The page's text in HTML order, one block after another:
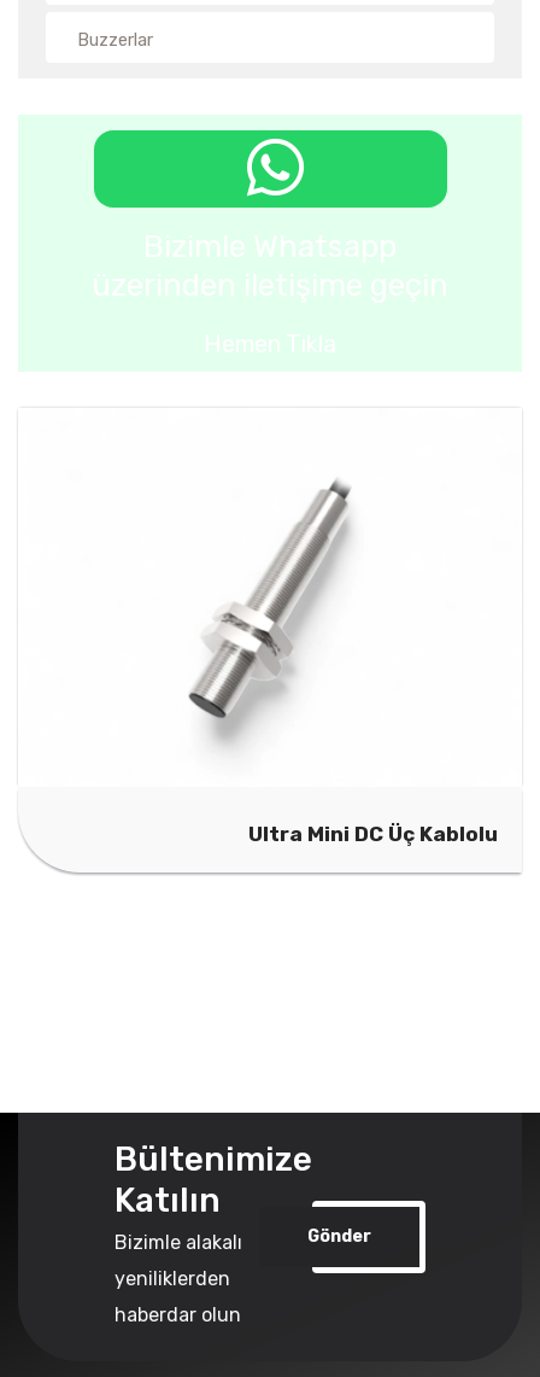
Buzzerlar
Bizimle Whatsapp
üzerinden iletişime geçin
Hemen Tıkla
Ultra Mini DC Üç Kablolu
Bültenimize
Katılın
Bizimle alakalı
yeniliklerden
haberdar olun
Gönder